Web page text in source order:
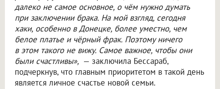
далеко не самое основное, о чём нужно думать
при заключении брака. На мой взгляд, сегодня
хаки, особенно в Донецке, более уместно, чем
белое платье и чёрный фрак. Поэтому ничего
в этом такого не вижу. Самое важное, чтобы они
были счастливы», — заключила Бессараб,
подчеркнув, что главным приоритетом в такой день
является личное счастье новой семьи.